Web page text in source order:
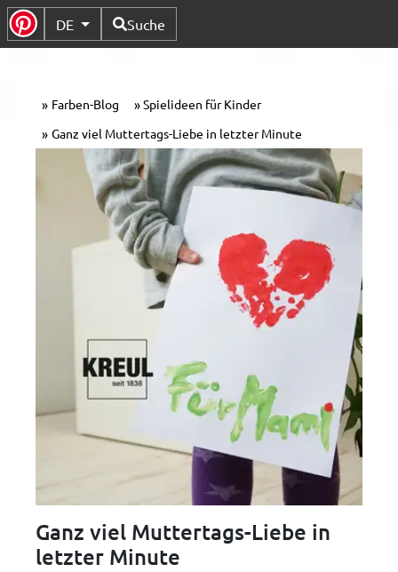
Untermenü Umschalten
DE Verfügbare Sprachen
Suche
Farben-Blog
Spielideen für Kinder
Ganz viel Muttertags-Liebe in letzter Minute
Ganz viel Muttertags-Liebe in
letzter Minute